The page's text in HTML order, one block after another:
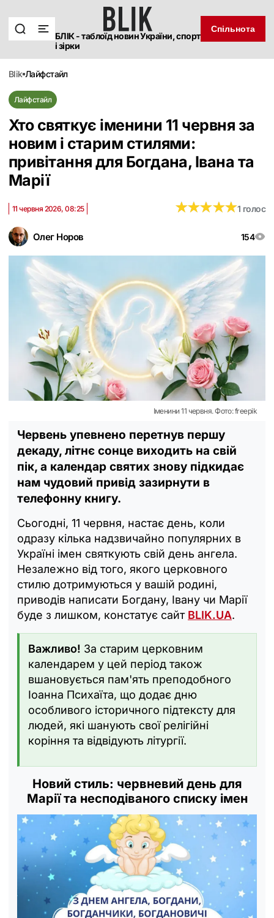
БЛІК - таблоїд новин України, спорт
і зірки
Спільнота
blik лайфстайл
Лайфстайл
Хто святкує іменини 11 червня за
новим і старим стилями:
привітання для Богдана, Івана та
Марії
Олег Норов 154
11 червня 2026, 08:25 ★★★★★
★★★★★1 голос
Іменини 11 червня. Фото: freepik
Червень упевнено перетнув першу
декаду, літнє сонце виходить на свій
пік, а календар святих знову підкидає
нам чудовий привід зазирнути в
телефонну книгу.
Сьогодні, 11 червня, настає день, коли
одразу кілька надзвичайно популярних в
Україні імен святкують свій день ангела.
Незалежно від того, якого церковного
стилю дотримуються у вашій родині,
приводів написати Богдану, Івану чи Марії
буде з лишком, констатує сайт BLIK.UA.
Важливо! За старим церковним
календарем у цей період також
вшановується пам'ять преподобного
Іоанна Психаїта, що додає дню
особливого історичного підтексту для
людей, які шанують свої релігійні
коріння та відвідують літургії.
Новий стиль: червневий день для
Марії та несподіваного списку імен